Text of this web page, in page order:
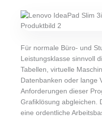
Für normale Büro- und
Leistungsklasse sinnvoll
Tabellen, virtuelle
Datenbanken oder lange
Anforderungen dieser
Grafiklösung abgleichen.
eine ordentliche